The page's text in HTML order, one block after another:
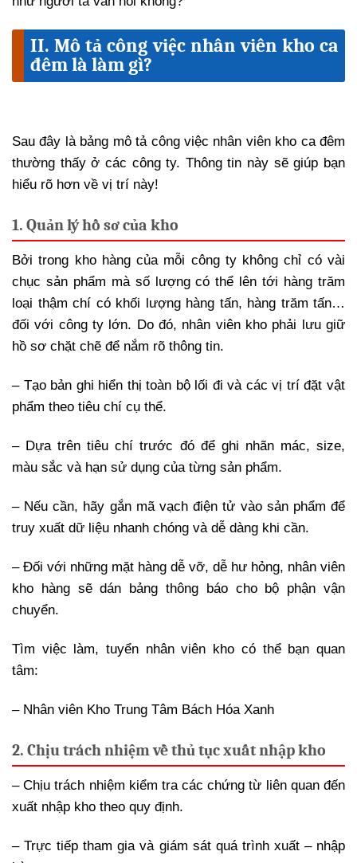
II. Mô tả công việc nhân viên kho ca
đêm là làm gì?
Sau đây là bảng mô tả công việc nhân viên kho ca đêm
thường thấy ở các công ty. Thông tin này sẽ giúp bạn
hiểu rõ hơn về vị trí này!
1. Quản lý hồ sơ của kho
Bởi trong kho hàng của mỗi công ty không chỉ có vài
chục sản phẩm mà số lượng có thể lên tới hàng trăm
loại thậm chí có khối lượng hàng tấn, hàng trăm tấn…
đối với công ty lớn. Do đó, nhân viên kho phải lưu giữ
hồ sơ chặt chẽ để nắm rõ thông tin.
– Tạo bản ghi hiển thị toàn bộ lối đi và các vị trí đặt vật
phẩm theo tiêu chí cụ thể.
– Dựa trên tiêu chí trước đó để ghi nhãn mác, size,
màu sắc và hạn sử dụng của từng sản phẩm.
– Nếu cần, hãy gắn mã vạch điện tử vào sản phẩm để
truy xuất dữ liệu nhanh chóng và dễ dàng khi cần.
– Đối với những mặt hàng dễ vỡ, dễ hư hỏng, nhân viên
kho hàng sẽ dán bảng thông báo cho bộ phận vận
chuyển.
Tìm việc làm, tuyển nhân viên kho có thể bạn quan
tâm:
– Nhân viên Kho Trung Tâm Bách Hóa Xanh
2. Chịu trách nhiệm về thủ tục xuất nhập kho
– Chịu trách nhiệm kiểm tra các chứng từ liên quan đến
xuất nhập kho theo quy định.
– Trực tiếp tham gia và giám sát quá trình xuất – nhập